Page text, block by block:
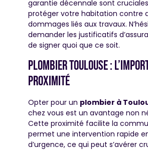
garantie décennale sont
protéger votre habitation contre
dommages liés aux travaux.
demander les justificatifs
de signer quoi que ce soit.
Plombier toulouse :
proximité
Opter pour un plombier à
chez vous est un avantage non
Cette proximité facilite la
permet une intervention rapide
d’urgence, ce qui peut s’avérer